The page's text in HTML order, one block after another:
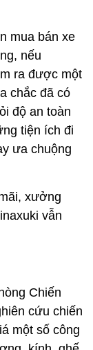
mua bán xe
nếu
ra được một
chắc đã có
độ an toàn
tiện ích đi
ưa chuộng
xưởng
vẫn
Chiến
cứu chiến
một số công